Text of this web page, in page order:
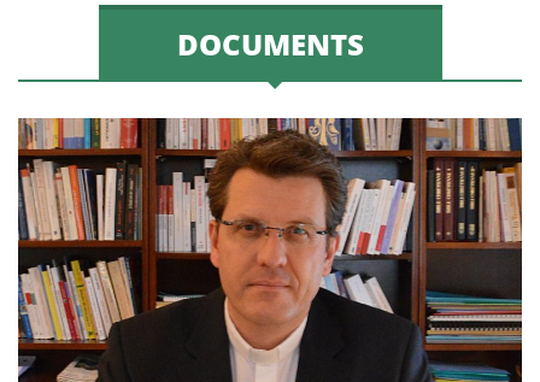
DOCUMENTS